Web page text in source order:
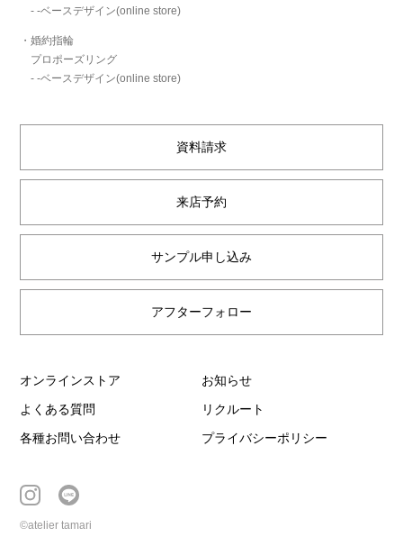
- -ベースデザイン(online store)
・婚約指輪
プロポーズリング
- -ベースデザイン(online store)
オンラインストア
お知らせ
よくある質問
リクルート
各種お問い合わせ
プライバシーポリシー
資料請求
来店予約
サンプル申し込み
アフターフォロー
©atelier tamari